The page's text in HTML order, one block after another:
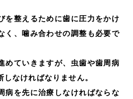
を整えるために歯に圧力をかけ
く、噛み合わせの調整も必要で
めていきますが、虫歯や歯周病
なければなりません。
病を先に治療しなければならな